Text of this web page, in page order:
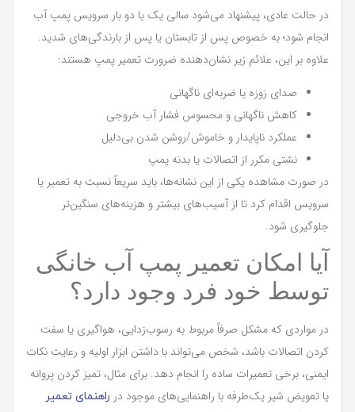
در حالت عادی، پیشنهاد می‌شود سالی یک یا دو بار سرویس پمپ آب
انجام شود؛ به خصوص پس از تابستان یا پس از بارندگی‌های شدید.
علاوه بر این، علائم زیر نشان‌دهنده ضرورت تعمیر پمپ هستند:
صدای زوزه یا ضربه‌ای ناگهانی
کاهش ناگهانی و محسوس فشار آب خروجی
عملکرد ناپایدار و خاموش/روشن شدن بی‌دلیل
نشتی مکرر از اتصالات یا بدنه پمپ
در صورت مشاهده یکی از این نشانه‌ها، باید سریعاً نسبت به تعمیر یا
سرویس اقدام کرد تا از آسیب‌های بیشتر و هزینه‌های سنگین‌تر
جلوگیری شود.
آیا امکان تعمیر پمپ آب خانگی
توسط خود فرد وجود دارد؟
در مواردی که مشکل صرفاً مربوط به رسوب‌زدایی، هواگیری یا سفت
کردن اتصالات باشد، شخص می‌تواند با داشتن ابزار اولیه و رعایت نکات
ایمنی، برخی تعمیرات ساده را انجام دهد. برای مثال، تمیز کردن پروانه
یا تعویض شیر یک‌طرفه با راهنمایی‌های موجود در راهنمای تعمیر